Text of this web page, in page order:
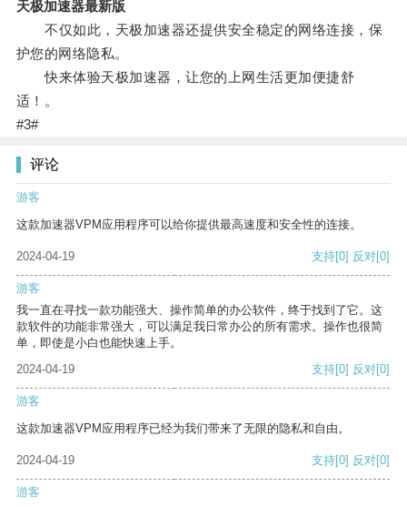
天极加速器最新版
不仅如此，天极加速器还提供安全稳定的网络连接，保
护您的网络隐私。
快来体验天极加速器，让您的上网生活更加便捷舒
适！。
#3#
评论
游客
这款加速器VPM应用程序可以给你提供最高速度和安全性的连接。
2024-04-19 支持[0] 反对[0]
游客
我一直在寻找一款功能强大、操作简单的办公软件，终于找到了它。这
款软件的功能非常强大，可以满足我日常办公的所有需求。操作也很简
单，即使是小白也能快速上手。
2024-04-19
支持[0] 反对[0]
游客
这款加速器VPM应用程序已经为我们带来了无限的隐私和自由。
2024-04-19 支持[0] 反对[0]
游客